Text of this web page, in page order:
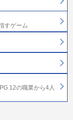
すゲーム
12の職業から4人